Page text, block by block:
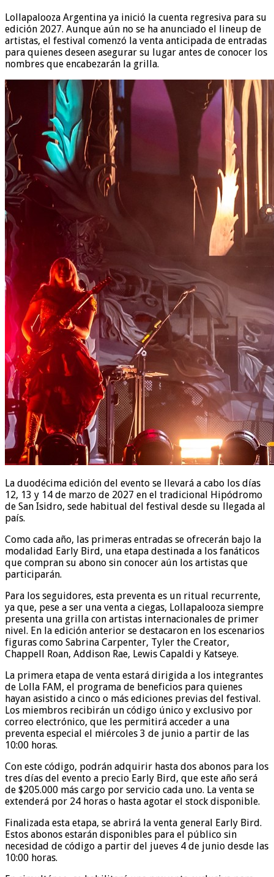
Lollapalooza Argentina ya inició la cuenta regresiva para su
edición 2027. Aunque aún no se ha anunciado el lineup de
artistas, el festival comenzó la venta anticipada de entradas
para quienes deseen asegurar su lugar antes de conocer los
nombres que encabezarán la grilla.
La duodécima edición del evento se llevará a cabo los días
12, 13 y 14 de marzo de 2027 en el tradicional Hipódromo
de San Isidro, sede habitual del festival desde su llegada al
país.
Como cada año, las primeras entradas se ofrecerán bajo la
modalidad Early Bird, una etapa destinada a los fanáticos
que compran su abono sin conocer aún los artistas que
participarán.
Para los seguidores, esta preventa es un ritual recurrente,
ya que, pese a ser una venta a ciegas, Lollapalooza siempre
presenta una grilla con artistas internacionales de primer
nivel. En la edición anterior se destacaron en los escenarios
figuras como Sabrina Carpenter, Tyler the Creator,
Chappell Roan, Addison Rae, Lewis Capaldi y Katseye.
La primera etapa de venta estará dirigida a los integrantes
de Lolla FAM, el programa de beneficios para quienes
hayan asistido a cinco o más ediciones previas del festival.
Los miembros recibirán un código único y exclusivo por
correo electrónico, que les permitirá acceder a una
preventa especial el miércoles 3 de junio a partir de las
10:00 horas.
Con este código, podrán adquirir hasta dos abonos para los
tres días del evento a precio Early Bird, que este año será
de $205.000 más cargo por servicio cada uno. La venta se
extenderá por 24 horas o hasta agotar el stock disponible.
Finalizada esta etapa, se abrirá la venta general Early Bird.
Estos abonos estarán disponibles para el público sin
necesidad de código a partir del jueves 4 de junio desde las
10:00 horas.